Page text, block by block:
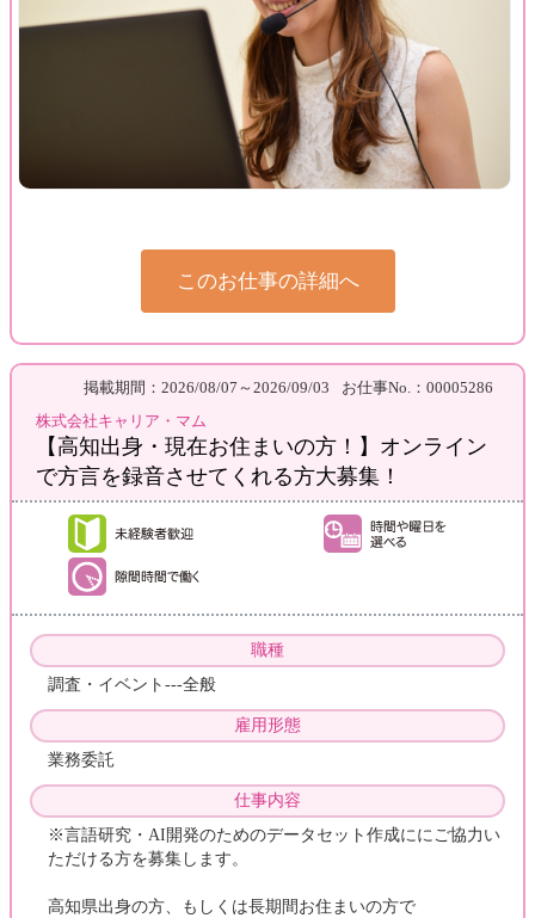
このお仕事の詳細へ
掲載期間：2026/08/07～2026/09/03
お仕事No.：00005286
株式会社キャリア・マム
【高知出身・現在お住まいの方！】オンライン
で方言を録音させてくれる方大募集！
職種
調査・イベント---全般
雇用形態
業務委託
仕事内容
※言語研究・AI開発のためのデータセット作成ににご協力い
ただける方を募集します。
高知県出身の方、もしくは長期間お住まいの方で